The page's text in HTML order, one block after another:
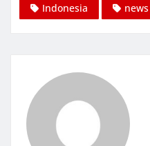
Indonesia news